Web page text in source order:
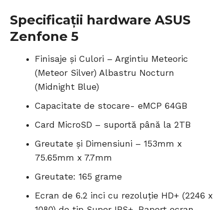
Specificații hardware ASUS
Zenfone 5
Finisaje și Culori – Argintiu Meteoric
(Meteor Silver) Albastru Nocturn
(Midnight Blue)
Capacitate de stocare- eMCP 64GB
Card MicroSD – suportă până la 2TB
Greutate și Dimensiuni – 153mm x
75.65mm x 7.7mm
Greutate: 165 grame
Ecran de 6.2 inci cu rezoluție HD+ (2246 x